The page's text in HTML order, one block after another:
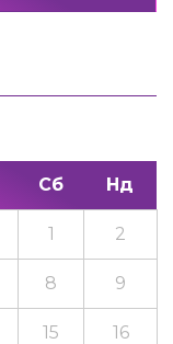
Сб Нд
1 2
8 9
15 16